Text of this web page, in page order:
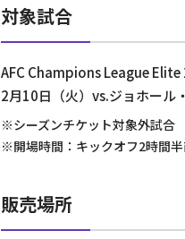
対象試合
AFC Champions League
2月10日（火）vs.ジョホール
※シーズンチケット対象外試合
※開場時間：キックオフ2時間半
販売場所